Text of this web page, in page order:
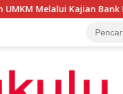
Bank Indonesia